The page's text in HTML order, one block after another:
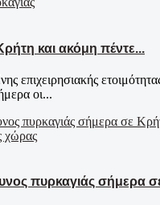
και ακόμη πέντε...
επιχειρησιακής
οι...
πυρκαγιάς σήμερα